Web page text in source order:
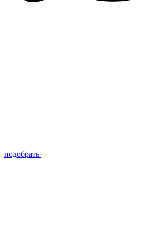
подобрать